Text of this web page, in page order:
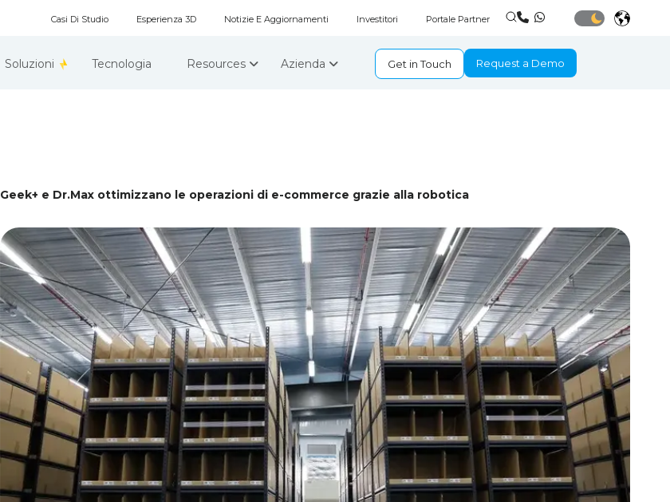
Casi Di Studio Esperienza 3D Notizie E Aggiornamenti Investitori Portale Partner
Soluzioni Tecnologia Resources Azienda Get in Touch Request a Demo
Geek+ e Dr.Max ottimizzano le operazioni di e-commerce grazie alla robotica